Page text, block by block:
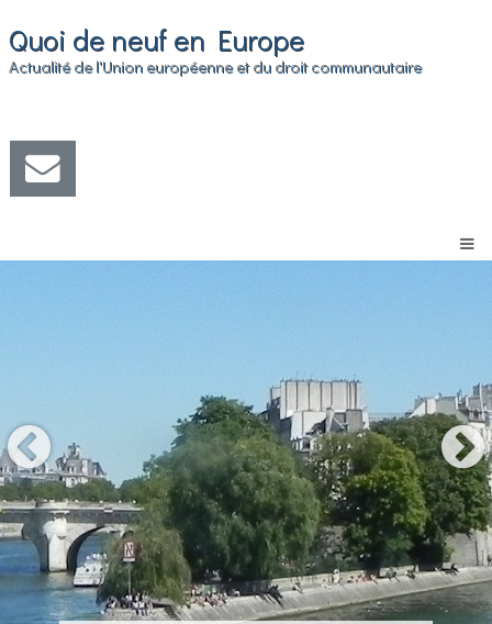
Quoi de neuf en Europe
Actualité de l'Union européenne et du droit communautaire